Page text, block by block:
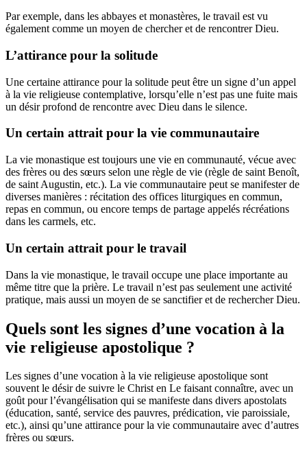
Par exemple, dans les abbayes et monastères, le travail est vu
également comme un moyen de chercher et de rencontrer Dieu.
L’attirance pour la solitude
Une certaine attirance pour la solitude peut être un signe d’un appel
à la vie religieuse contemplative, lorsqu’elle n’est pas une fuite mais
un désir profond de rencontre avec Dieu dans le silence.
Un certain attrait pour la vie communautaire
La vie monastique est toujours une vie en communauté, vécue avec
des frères ou des sœurs selon une règle de vie (règle de saint Benoît,
de saint Augustin, etc.). La vie communautaire peut se manifester de
diverses manières : récitation des offices liturgiques en commun,
repas en commun, ou encore temps de partage appelés récréations
dans les carmels, etc.
Un certain attrait pour le travail
Dans la vie monastique, le travail occupe une place importante au
même titre que la prière. Le travail n’est pas seulement une activité
pratique, mais aussi un moyen de se sanctifier et de rechercher Dieu.
Quels sont les signes d’une vocation à la
vie religieuse apostolique ?
Les signes d’une vocation à la vie religieuse apostolique sont
souvent le désir de suivre le Christ en Le faisant connaître, avec un
goût pour l’évangélisation qui se manifeste dans divers apostolats
(éducation, santé, service des pauvres, prédication, vie paroissiale,
etc.), ainsi qu’une attirance pour la vie communautaire avec d’autres
frères ou sœurs.